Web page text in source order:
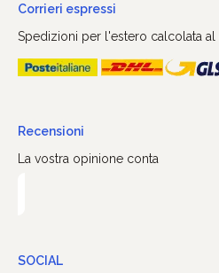
Corrieri espressi
Spedizioni per l'estero calcolata
Recensioni
La vostra opinione conta
SOCIAL